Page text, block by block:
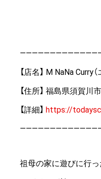
【店名】 M NaNa Curry
【住所】 福島県須賀川
【詳細】 https://
祖母の家に遊びに行